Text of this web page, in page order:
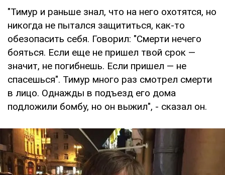
"Тимур и раньше знал, что на него охотятся, но
никогда не пытался защититься, как-то
обезопасить себя. Говорил: "Смерти нечего
бояться. Если еще не пришел твой срок —
значит, не погибнешь. Если пришел — не
спасешься". Тимур много раз смотрел смерти
в лицо. Однажды в подъезд его дома
подложили бомбу, но он выжил", - сказал он.